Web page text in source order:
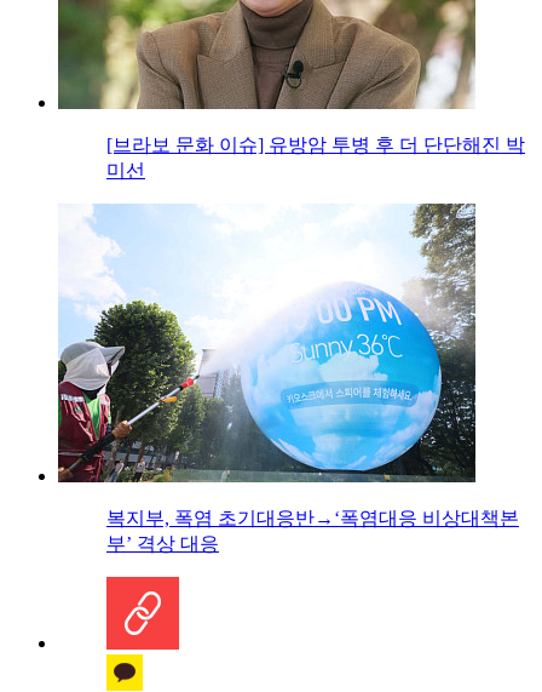
[브라보 문화 이슈] 유방암 투병 후 더 단단해진 박
미선
복지부, 폭염 초기대응반→‘폭염대응 비상대책본
부’ 격상 대응